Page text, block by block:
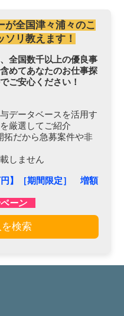
が全国津々浦々のこ
リ教えます！
全国数千以上の優良事
めてあなたのお仕事探
ご安心ください！
データベースを活用す
厳選してご紹介
拓だから急募案件や非
しません
】［期間限定］ 増額
ーン
検索